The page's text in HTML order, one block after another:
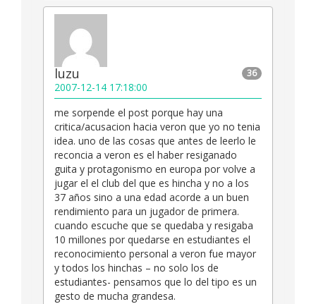
36
luzu
2007-12-14 17:18:00
me sorpende el post porque hay una
critica/acusacion hacia veron que yo no tenia
idea. uno de las cosas que antes de leerlo le
reconcia a veron es el haber resiganado
guita y protagonismo en europa por volve a
jugar el el club del que es hincha y no a los
37 años sino a una edad acorde a un buen
rendimiento para un jugador de primera.
cuando escuche que se quedaba y resigaba
10 millones por quedarse en estudiantes el
reconocimiento personal a veron fue mayor
y todos los hinchas – no solo los de
estudiantes- pensamos que lo del tipo es un
gesto de mucha grandesa.